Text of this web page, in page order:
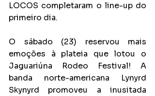
LOCOS completaram o line-up do
primeiro dia.
O sábado (23) reservou mais
emoções à plateia que lotou o
Jaguariúna Rodeo Festival! A
banda norte-americana Lynyrd
Skynyrd promoveu a inusitada